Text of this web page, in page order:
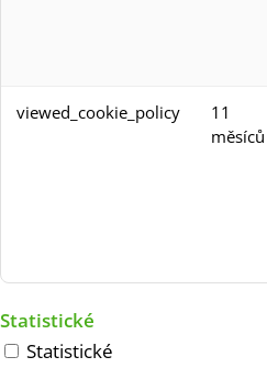
viewed_cookie_policy
11
měsíců
Statistické
Statistické